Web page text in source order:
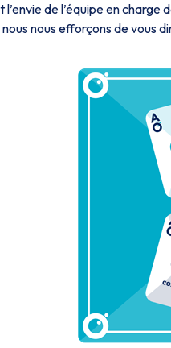
l’envie de l’équipe en
nous efforçons de vous